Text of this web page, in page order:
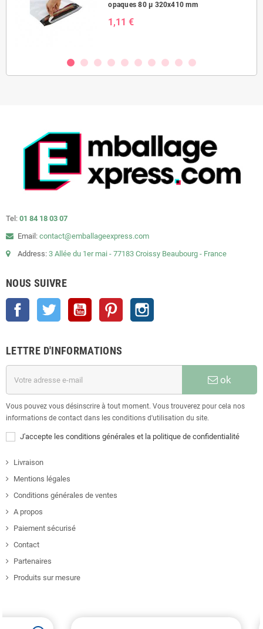
opaques 80 µ 320x410 mm
1,11 €
Tel: 01 84 18 03 07
Email: contact@emballageexpress.com
Address: 3 Allée du 1er mai - 77183 Croissy Beaubourg - France
NOUS SUIVRE
Facebook Twitter YouTube Pinterest
LETTRE D'INFORMATIONS
ok
Vous pouvez vous désinscrire à tout moment. Vous trouverez pour cela nos
informations de contact dans les conditions d'utilisation du site.
J'accepte les conditions générales et la politique de confidentialité
Livraison
Mentions légales
Conditions générales de ventes
A propos
Paiement sécurisé
Contact
Partenaires
Produits sur mesure